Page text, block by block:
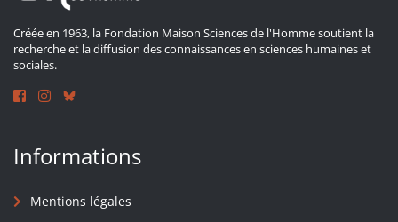
Créée en 1963, la Fondation Maison Sciences de l'Homme soutient la
recherche et la diffusion des connaissances en sciences humaines et
sociales.
Informations
Mentions légales